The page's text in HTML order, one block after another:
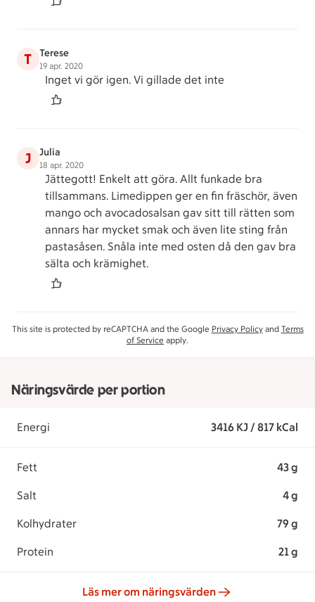
T Terese
19 apr. 2020
Inget vi gör igen. Vi gillade det inte
J Julia
18 apr. 2020
Jättegott! Enkelt att göra. Allt funkade bra
tillsammans. Limedippen ger en fin fräschör, även
mango och avocadosalsan gav sitt till rätten som
annars har mycket smak och även lite sting från
pastasåsen. Snåla inte med osten då den gav bra
sälta och krämighet.
This site is protected by reCAPTCHA and the Google Privacy Policyand Terms
of Service apply.
Näringsvärde per portion
Energi 3416 KJ / 817 kCal
Fett 43 g
Salt 4 g
Kolhydrater 79 g
Protein 21 g
Läs mer om näringsvärden